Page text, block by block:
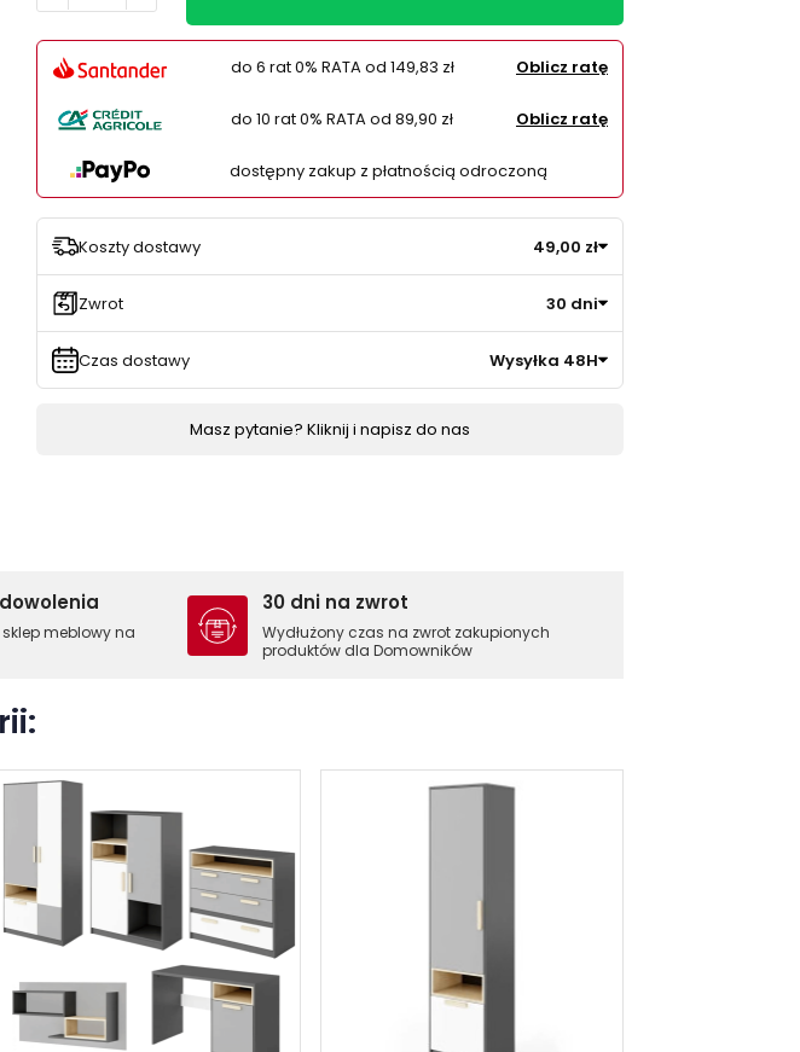
do 6 rat 0% RATA od 149,83 zł Oblicz ratę
do 10 rat 0% RATA od 89,90 zł Oblicz ratę
dostępny zakup z płatnością odroczoną
Koszty dostawy 49,00 zł
Zwrot 30 dni
Czas dostawy Wysyłka 48H
Masz pytanie? Kliknij i napisz do nas
meblowy na
30 dni na zwrot
Wydłużony czas na zwrot zakupionych
produktów dla Domowników